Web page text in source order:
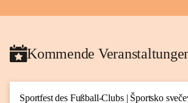
Kommende
Sportfest des Fußball-Clubs | Športsko